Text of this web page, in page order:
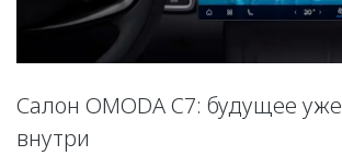
Салон OMODA C7: будущее уже
внутри